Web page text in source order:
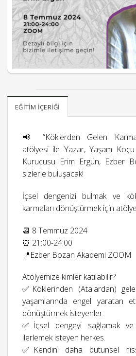
EĞITIM İÇERIĞI
📢 “Köklerden Gelen
atölyesi ile Yazar, Yaşam
Kurucusu Erim Ergün, Ezber
sizlerle buluşacak!
İçsel dengenizi bulmak ve
karmaları dönüştürmek için
📆 8 Temmuz 2024
⏰ 21:00-24:00
📍Ezber Bozan Akademi ZOOM
Atölyemize kimler katılabilir?
✅Köklerinden (Atalardan)
yaşamlarında engel yaratan
dönüştürmek isteyenler.
✅İçsel dengeyi sağlamak
ilerlemek isteyen herkes.
✅Kendini daha bütünsel